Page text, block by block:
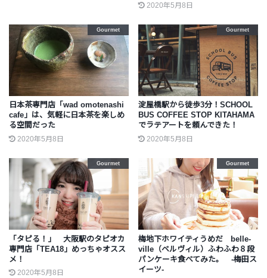
2020年5月8日
Gourmet
日本茶専門店「wad omotenashi
cafe」は、気軽に日本茶を楽しめ
る空間だった
2020年5月8日
Gourmet
淀屋橋駅から徒歩3分！SCHOOL
BUS COFFEE STOP KITAHAMA
でラテアートを頼んできた！
2020年5月8日
Gourmet
「タピる！」 大阪駅のタピオカ
専門店「TEA18」めっちゃオスス
メ！
2020年5月8日
Gourmet
梅地下ホワイティうめだ belle-
ville（ベルヴィル）ふわふわ８段
パンケーキ食べてみた。 -梅田ス
イーツ-